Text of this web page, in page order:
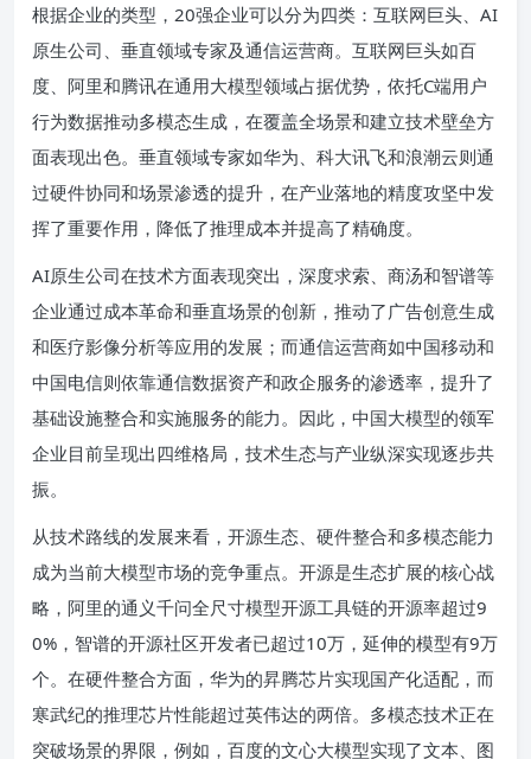
根据企业的类型，20强企业可以分为四类：互联网巨头、AI
原生公司、垂直领域专家及通信运营商。互联网巨头如百
度、阿里和腾讯在通用大模型领域占据优势，依托C端用户
行为数据推动多模态生成，在覆盖全场景和建立技术壁垒方
面表现出色。垂直领域专家如华为、科大讯飞和浪潮云则通
过硬件协同和场景渗透的提升，在产业落地的精度攻坚中发
挥了重要作用，降低了推理成本并提高了精确度。
AI原生公司在技术方面表现突出，深度求索、商汤和智谱等
企业通过成本革命和垂直场景的创新，推动了广告创意生成
和医疗影像分析等应用的发展；而通信运营商如中国移动和
中国电信则依靠通信数据资产和政企服务的渗透率，提升了
基础设施整合和实施服务的能力。因此，中国大模型的领军
企业目前呈现出四维格局，技术生态与产业纵深实现逐步共
振。
从技术路线的发展来看，开源生态、硬件整合和多模态能力
成为当前大模型市场的竞争重点。开源是生态扩展的核心战
略，阿里的通义千问全尺寸模型开源工具链的开源率超过9
0%，智谱的开源社区开发者已超过10万，延伸的模型有9万
个。在硬件整合方面，华为的昇腾芯片实现国产化适配，而
寒武纪的推理芯片性能超过英伟达的两倍。多模态技术正在
突破场景的界限，例如，百度的文心大模型实现了文本、图